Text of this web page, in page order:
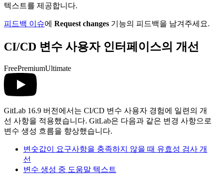
텍스트를 제공합니다.
피드백 이슈에 Request changes 기능의 피드백을 남겨주세요.
CI/CD 변수 사용자 인터페이스의 개선
FreePremiumUltimate
GitLab 16.9 버전에서는 CI/CD 변수 사용자 경험에 일련의 개
선 사항을 적용했습니다. GitLab은 다음과 같은 변경 사항으로
변수 생성 흐름을 향상했습니다.
변숫값이 요구사항을 충족하지 않을 때 유효성 검사 개
선
변수 생성 중 도움말 텍스트